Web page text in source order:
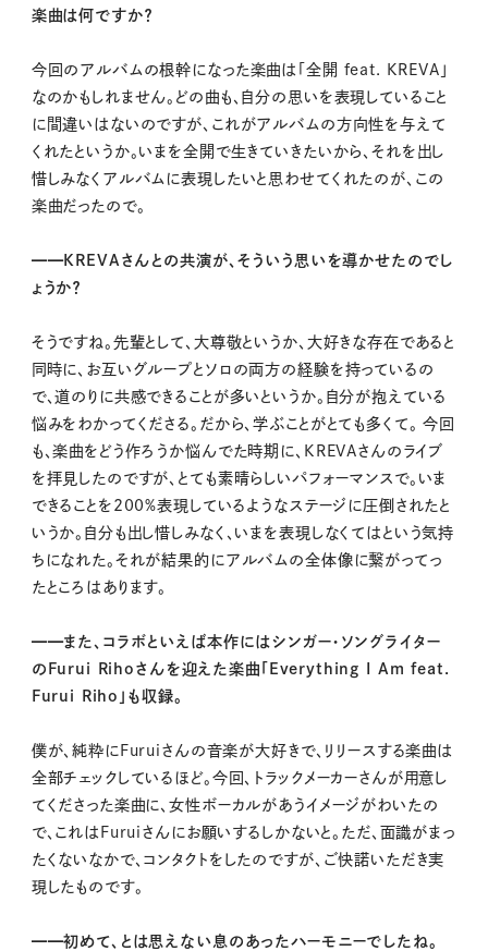
楽曲は何ですか？
今回のアルバムの根幹になった楽曲は「全開 feat. KREVA」
なのかもしれません。どの曲も、自分の思いを表現していること
に間違いはないのですが、これがアルバムの方向性を与えて
くれたというか。いまを全開で生きていきたいから、それを出し
惜しみなくアルバムに表現したいと思わせてくれたのが、この
楽曲だったので。
━━KREVAさんとの共演が、そういう思いを導かせたのでし
ょうか？
そうですね。先輩として、大尊敬というか、大好きな存在であると
同時に、お互いグループとソロの両方の経験を持っているの
で、道のりに共感できることが多いというか。自分が抱えている
悩みをわかってくださる。だから、学ぶことがとても多くて。 今回
も、楽曲をどう作ろうか悩んでた時期に、KREVAさんのライブ
を拝見したのですが、とても素晴らしいパフォーマンスで。いま
できることを200%表現しているようなステージに圧倒されたと
いうか。自分も出し惜しみなく、いまを表現しなくてはという気持
ちになれた。それが結果的にアルバムの全体像に繋がってっ
たところはあります。
━━また、コラボといえば本作にはシンガー・ソングライター
のFurui Rihoさんを迎えた楽曲「Everything I Am feat.
Furui Riho」も収録。
僕が、純粋にFuruiさんの音楽が大好きで、リリースする楽曲は
全部チェックしているほど。今回、トラックメーカーさんが用意し
てくださった楽曲に、女性ボーカルがあうイメージがわいたの
で、これはFuruiさんにお願いするしかないと。ただ、面識がまっ
たくないなかで、コンタクトをしたのですが、ご快諾いただき実
現したものです。
━━初めて、とは思えない息のあったハーモニーでしたね。